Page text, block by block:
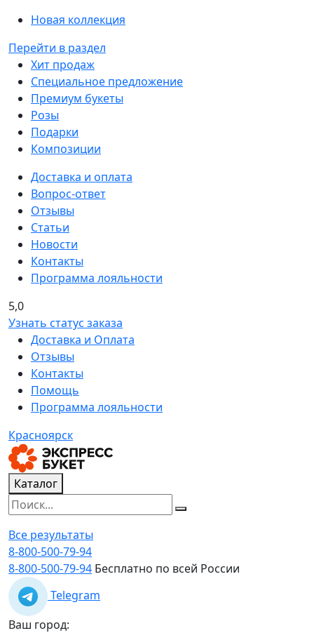
Новая коллекция
Перейти в раздел
Хит продаж
Специальное предложение
Премиум букеты
Розы
Подарки
Композиции
Доставка и оплата
Вопрос-ответ
Отзывы
Статьи
Новости
Контакты
Программа лояльности
5,0
Узнать статус заказа
Доставка и Оплата
Отзывы
Контакты
Помощь
Программа лояльности
Красноярск
Каталог
Все результаты
8-800-500-79-94
8-800-500-79-94 Бесплатно по всей России
Telegram
Ваш город: